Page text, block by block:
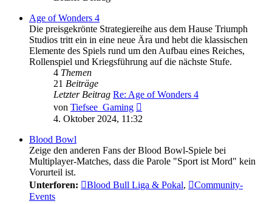
Age of Wonders 4
Die preisgekrönte Strategiereihe aus dem Hause Triumph
Studios tritt ein in eine neue Ära und hebt die klassischen
Elemente des Spiels rund um den Aufbau eines Reiches,
Rollenspiel und Kriegsführung auf die nächste Stufe.
4 Themen
21 Beiträge
Letzter Beitrag Re: Age of Wonders 4
von Tiefsee_Gaming
Beitrag
4. Oktober 2024, 11:32
Blood Bowl
Zeige den anderen Fans der Blood Bowl-Spiele bei
Multiplayer-Matches, dass die Parole "Sport ist Mord" kein
Vorurteil ist.
Unterforen:
Blood Bull Liga & Pokal,
Community-
Events